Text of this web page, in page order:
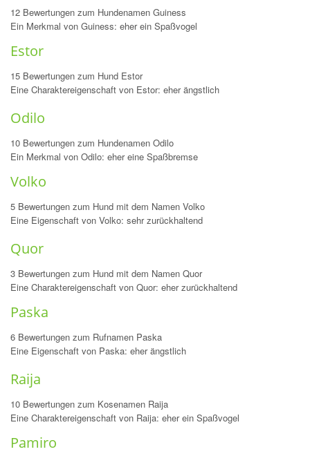
12 Bewertungen zum Hundenamen Guiness
Ein Merkmal von Guiness: eher ein Spaßvogel
Estor
15 Bewertungen zum Hund Estor
Eine Charaktereigenschaft von Estor: eher ängstlich
Odilo
10 Bewertungen zum Hundenamen Odilo
Ein Merkmal von Odilo: eher eine Spaßbremse
Volko
5 Bewertungen zum Hund mit dem Namen Volko
Eine Eigenschaft von Volko: sehr zurückhaltend
Quor
3 Bewertungen zum Hund mit dem Namen Quor
Eine Charaktereigenschaft von Quor: eher zurückhaltend
Paska
6 Bewertungen zum Rufnamen Paska
Eine Eigenschaft von Paska: eher ängstlich
Raija
10 Bewertungen zum Kosenamen Raija
Eine Charaktereigenschaft von Raija: eher ein Spaßvogel
Pamiro